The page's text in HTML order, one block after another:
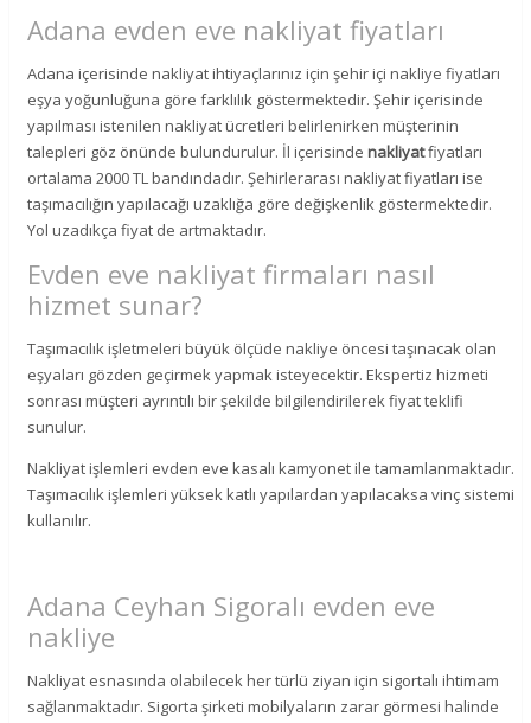
Adana evden eve nakliyat fiyatları
Adana içerisinde nakliyat ihtiyaçlarınız için şehir içi nakliye fiyatları
eşya yoğunluğuna göre farklılık göstermektedir. Şehir içerisinde
yapılması istenilen nakliyat ücretleri belirlenirken müşterinin
talepleri göz önünde bulundurulur. İl içerisindenakliyatfiyatları
ortalama 2000 TL bandındadır. Şehirlerarası nakliyat fiyatları ise
taşımacılığın yapılacağı uzaklığa göre değişkenlik göstermektedir.
Yol uzadıkça fiyat de artmaktadır.
Evden eve nakliyat firmaları nasıl
hizmet sunar?
Taşımacılık işletmeleri büyük ölçüde nakliye öncesi taşınacak olan
eşyaları gözden geçirmek yapmak isteyecektir. Ekspertiz hizmeti
sonrası müşteri ayrıntılı bir şekilde bilgilendirilerek fiyat teklifi
sunulur.
Nakliyat işlemleri evden eve kasalı kamyonet ile tamamlanmaktadır.
Taşımacılık işlemleri yüksek katlı yapılardan yapılacaksa vinç sistemi
kullanılır.
Adana Ceyhan Sigoralı evden eve
nakliye
Nakliyat esnasında olabilecek her türlü ziyan için sigortalı ihtimam
sağlanmaktadır. Sigorta şirketi mobilyaların zarar görmesi halinde